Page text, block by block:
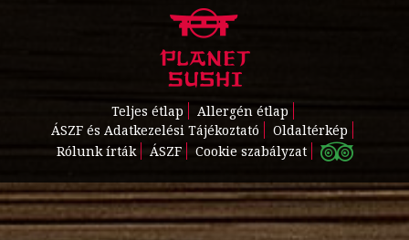
Teljes étlap
Allergén étlap
ÁSZF és Adatkezelési Tájékoztató
Oldaltérkép
Rólunk írták
ÁSZF Cookie szabályzat